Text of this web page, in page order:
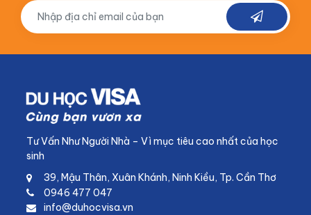
Tư Vấn Như Người Nhà – Vì mục tiêu cao nhất của học
sinh
39, Mậu Thân, Xuân Khánh, Ninh Kiều, Tp. Cần Thơ
0946 477 047
info@duhocvisa.vn